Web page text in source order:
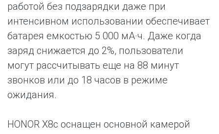
работой без подзарядки даже при
интенсивном использовании обеспечивает
батарея емкостью 5 000 мА·ч. Даже когда
заряд снижается до 2%, пользователи
могут рассчитывать еще на 88 минут
звонков или до 18 часов в режиме
ожидания.
HONOR X8c оснащен основной камерой